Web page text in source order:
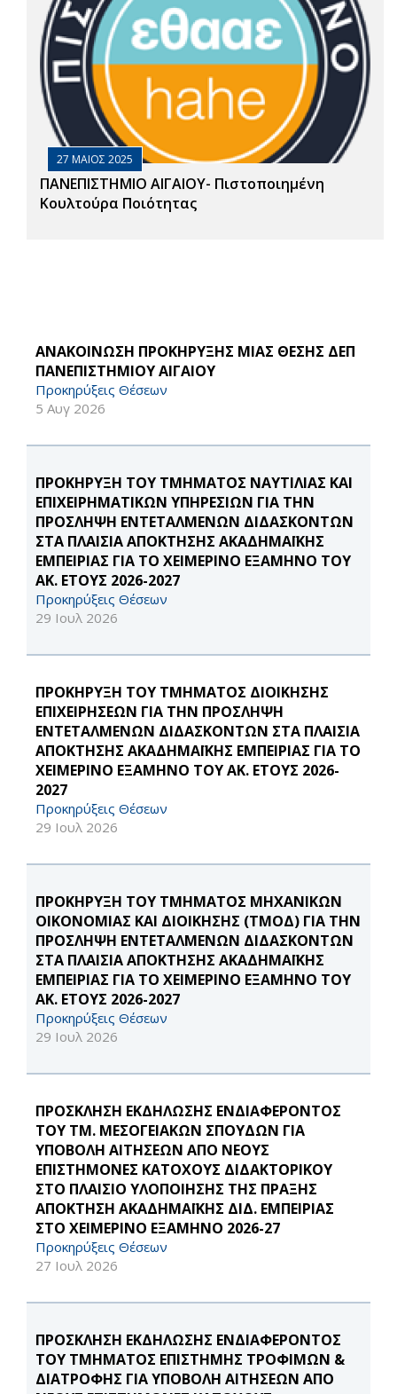
27 ΜΑΙΟΣ 2025
ΠΑΝΕΠΙΣΤΗΜΙΟ ΑΙΓΑΙΟΥ- Πιστοποιημένη
Κουλτούρα Ποιότητας
ΑΝΑΚΟΙΝΩΣΗ ΠΡΟΚΗΡΥΞΗΣ ΜΙΑΣ ΘΕΣΗΣ ΔΕΠ
ΠΑΝΕΠΙΣΤΗΜΙΟΥ ΑΙΓΑΙΟΥ
Προκηρύξεις Θέσεων
5 Αυγ 2026
ΠΡΟΚΗΡΥΞΗ ΤΟΥ ΤΜΗΜΑΤΟΣ ΝΑΥΤΙΛΙΑΣ ΚΑΙ
ΕΠΙΧΕΙΡΗΜΑΤΙΚΩΝ ΥΠΗΡΕΣΙΩΝ ΓΙΑ ΤΗΝ
ΠΡΟΣΛΗΨΗ ΕΝΤΕΤΑΛΜΕΝΩΝ ΔΙΔΑΣΚΟΝΤΩΝ
ΣΤΑ ΠΛΑΙΣΙΑ ΑΠΟΚΤΗΣΗΣ ΑΚΑΔΗΜΑΪΚΗΣ
ΕΜΠΕΙΡΙΑΣ ΓΙΑ ΤΟ ΧΕΙΜΕΡΙΝΟ ΕΞΑΜΗΝΟ ΤΟΥ
ΑΚ. ΕΤΟΥΣ 2026-2027
Προκηρύξεις Θέσεων
29 Ιουλ 2026
ΠΡΟΚΗΡΥΞΗ ΤΟΥ ΤΜΗΜΑΤΟΣ ΔΙΟΙΚΗΣΗΣ
ΕΠΙΧΕΙΡΗΣΕΩΝ ΓΙΑ ΤΗΝ ΠΡΟΣΛΗΨΗ
ΕΝΤΕΤΑΛΜΕΝΩΝ ΔΙΔΑΣΚΟΝΤΩΝ ΣΤΑ ΠΛΑΙΣΙΑ
ΑΠΟΚΤΗΣΗΣ ΑΚΑΔΗΜΑΪΚΗΣ ΕΜΠΕΙΡΙΑΣ ΓΙΑ ΤΟ
ΧΕΙΜΕΡΙΝΟ ΕΞΑΜΗΝΟ ΤΟΥ ΑΚ. ΕΤΟΥΣ 2026-
2027
Προκηρύξεις Θέσεων
29 Ιουλ 2026
ΠΡΟΚΗΡΥΞΗ ΤΟΥ ΤΜΗΜΑΤΟΣ ΜΗΧΑΝΙΚΩΝ
ΟΙΚΟΝΟΜΙΑΣ ΚΑΙ ΔΙΟΙΚΗΣΗΣ (ΤΜΟΔ) ΓΙΑ ΤΗΝ
ΠΡΟΣΛΗΨΗ ΕΝΤΕΤΑΛΜΕΝΩΝ ΔΙΔΑΣΚΟΝΤΩΝ
ΣΤΑ ΠΛΑΙΣΙΑ ΑΠΟΚΤΗΣΗΣ ΑΚΑΔΗΜΑΪΚΗΣ
ΕΜΠΕΙΡΙΑΣ ΓΙΑ ΤΟ ΧΕΙΜΕΡΙΝΟ ΕΞΑΜΗΝΟ ΤΟΥ
ΑΚ. ΕΤΟΥΣ 2026-2027
Προκηρύξεις Θέσεων
29 Ιουλ 2026
ΠΡΟΣΚΛΗΣΗ ΕΚΔΗΛΩΣΗΣ ΕΝΔΙΑΦΕΡΟΝΤΟΣ
ΤΟΥ ΤΜ. ΜΕΣΟΓΕΙΑΚΩΝ ΣΠΟΥΔΩΝ ΓΙΑ
ΥΠΟΒΟΛΗ ΑΙΤΗΣΕΩΝ ΑΠΟ ΝΕΟΥΣ
ΕΠΙΣΤΗΜΟΝΕΣ ΚΑΤΟΧΟΥΣ ΔΙΔΑΚΤΟΡΙΚΟΥ
ΣΤΟ ΠΛΑΙΣΙΟ ΥΛΟΠΟΙΗΣΗΣ ΤΗΣ ΠΡΑΞΗΣ
ΑΠΟΚΤΗΣΗ ΑΚΑΔΗΜΑΪΚΗΣ ΔΙΔ. ΕΜΠΕΙΡΙΑΣ
ΣΤΟ ΧΕΙΜΕΡΙΝΟ ΕΞΑΜΗΝΟ 2026-27
Προκηρύξεις Θέσεων
27 Ιουλ 2026
ΠΡΟΣΚΛΗΣΗ ΕΚΔΗΛΩΣΗΣ ΕΝΔΙΑΦΕΡΟΝΤΟΣ
ΤΟΥ ΤΜΗΜΑΤΟΣ ΕΠΙΣΤΗΜΗΣ ΤΡΟΦΙΜΩΝ &
ΔΙΑΤΡΟΦΗΣ ΓΙΑ ΥΠΟΒΟΛΗ ΑΙΤΗΣΕΩΝ ΑΠΟ